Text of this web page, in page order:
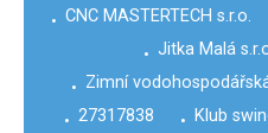
• CNC MASTERTECH s.r.o.
• Jitka Malá
• Zimní
• 27317838 • Klub